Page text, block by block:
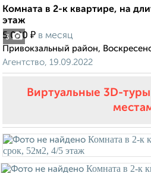
3
Комната в 2-к квартире, на
этаж
5 000 ₽ в месяц
Привокзальный район,
Агентство, 19.09.2022
Виртуальные 3D-